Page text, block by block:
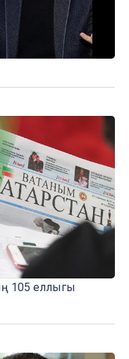
105 еллыгы